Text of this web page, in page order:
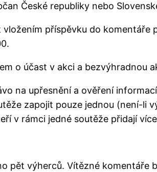
České republiky nebo
vložením příspěvku do
o účast v akci a bezvýhradnou
na upřesnění a ověření
zapojit pouze jednou (není-
v rámci jedné soutěže přidají
pět výherců. Vítězné